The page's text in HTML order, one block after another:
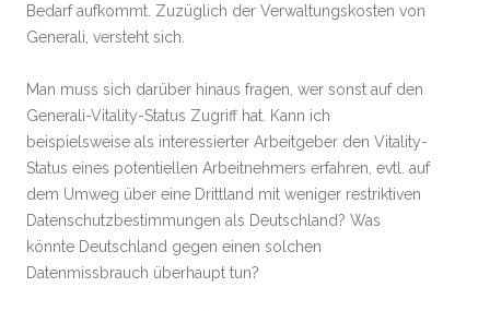
Bedarf aufkommt. Zuzüglich der Verwaltungskosten von
Generali, versteht sich.
Man muss sich darüber hinaus fragen, wer sonst auf den
Generali-Vitality-Status Zugriff hat. Kann ich
beispielsweise als interessierter Arbeitgeber den Vitality-
Status eines potentiellen Arbeitnehmers erfahren, evtl. auf
dem Umweg über eine Drittland mit weniger restriktiven
Datenschutzbestimmungen als Deutschland? Was
könnte Deutschland gegen einen solchen
Datenmissbrauch überhaupt tun?